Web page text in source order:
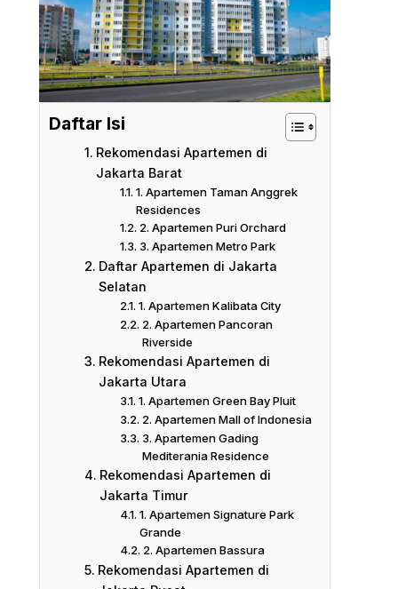
Daftar Isi
Rekomendasi Apartemen di
Jakarta Barat
1. Apartemen Taman Anggrek
Residences
2. Apartemen Puri Orchard
3. Apartemen Metro Park
Daftar Apartemen di Jakarta
Selatan
1. Apartemen Kalibata City
2. Apartemen Pancoran
Riverside
Rekomendasi Apartemen di
Jakarta Utara
1. Apartemen Green Bay Pluit
2. Apartemen Mall of Indonesia
3. Apartemen Gading
Mediterania Residence
Rekomendasi Apartemen di
Jakarta Timur
1. Apartemen Signature Park
Grande
2. Apartemen Bassura
Rekomendasi Apartemen di